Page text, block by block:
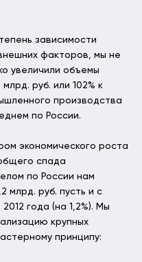
зависимости
факторов, мы не
увеличили объемы
руб. или 102% к
производства
по России.
экономического роста
спада
по России нам
млрд. руб. пусть и с
года (на 1,2%). Мы
крупных
принципу: